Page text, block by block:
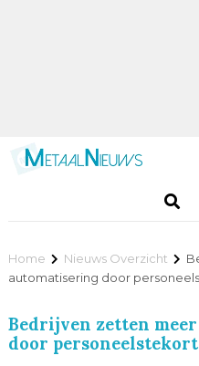
Home Nieuws Overzicht
automatisering door
Bedrijven zetten
door personeelstekort